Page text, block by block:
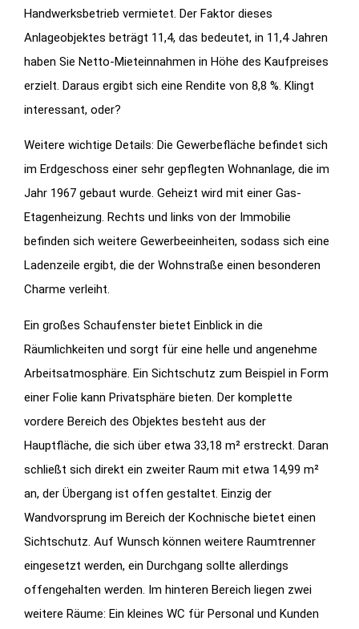
Handwerksbetrieb vermietet. Der Faktor dieses
Anlageobjektes beträgt 11,4, das bedeutet, in 11,4 Jahren
haben Sie Netto-Mieteinnahmen in Höhe des Kaufpreises
erzielt. Daraus ergibt sich eine Rendite von 8,8 %. Klingt
interessant, oder?
Weitere wichtige Details: Die Gewerbefläche befindet sich
im Erdgeschoss einer sehr gepflegten Wohnanlage, die im
Jahr 1967 gebaut wurde. Geheizt wird mit einer Gas-
Etagenheizung. Rechts und links von der Immobilie
befinden sich weitere Gewerbeeinheiten, sodass sich eine
Ladenzeile ergibt, die der Wohnstraße einen besonderen
Charme verleiht.
Ein großes Schaufenster bietet Einblick in die
Räumlichkeiten und sorgt für eine helle und angenehme
Arbeitsatmosphäre. Ein Sichtschutz zum Beispiel in Form
einer Folie kann Privatsphäre bieten. Der komplette
vordere Bereich des Objektes besteht aus der
Hauptfläche, die sich über etwa 33,18 m² erstreckt. Daran
schließt sich direkt ein zweiter Raum mit etwa 14,99 m²
an, der Übergang ist offen gestaltet. Einzig der
Wandvorsprung im Bereich der Kochnische bietet einen
Sichtschutz. Auf Wunsch können weitere Raumtrenner
eingesetzt werden, ein Durchgang sollte allerdings
offengehalten werden. Im hinteren Bereich liegen zwei
weitere Räume: Ein kleines WC für Personal und Kunden